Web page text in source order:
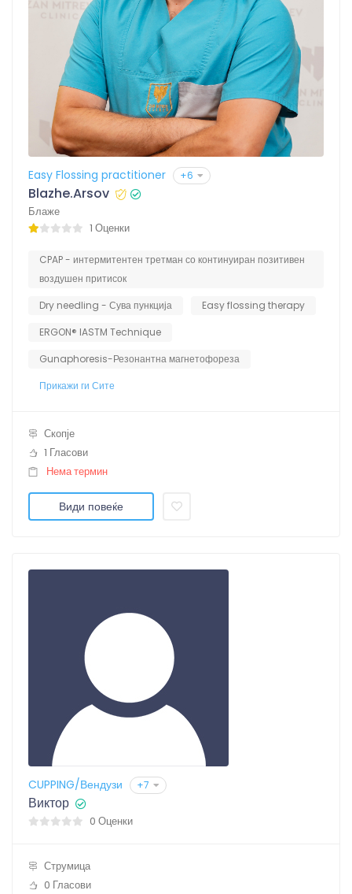
Easy Flossing practitioner +6
Blazhe.Arsov
Блаже
1 Оценки
CPAP - интермитентен третман со континуиран позитивен
воздушен притисок
Dry needling - Сува пункција
Easy flossing therapy
ERGON® IASTM Technique
Gunaphoresis-Резонантна магнетофореза
Прикажи ги Сите
Скопје
1 Гласови
Нема термин
Види повеќе
CUPPING/Вендузи +7
Виктор
0 Оценки
Струмица
0 Гласови